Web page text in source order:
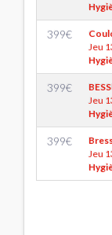
399€
Jeu
399€
Jeu
399€
Jeu